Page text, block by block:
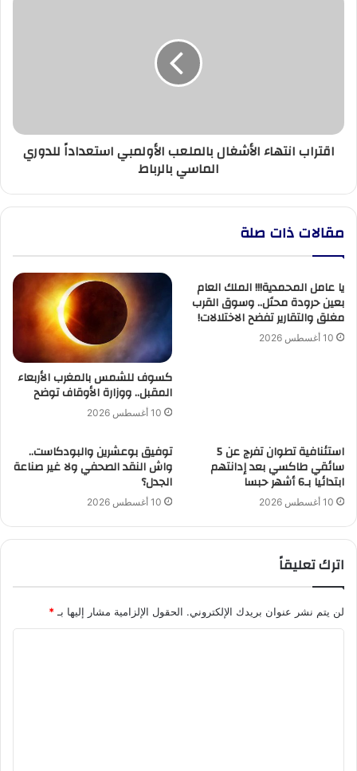
بالرباط
اقتراب انتهاء الأشغال بالملعب الأولمبي استعداداً للدوري
الماسي بالرباط
مقالات ذات صلة
يا عامل المحمدية!!! الملك العام
بعين حرودة محتَل.. وسوق القرب
مغلق والتقارير تفضح الاختلالات!
10 أغسطس 2026
كسوف للشمس بالمغرب الأربعاء
المقبل.. ووزارة الأوقاف توضح
10 أغسطس 2026
استئنافية تطوان تفرج عن 5
سائقي طاكسي بعد إدانتهم
ابتدائيا بـ6 أشهر حبسا
10 أغسطس 2026
توفيق بوعشرين والبودكاست..
واش النقد الصحفي ولا غير صناعة
الجدل؟
10 أغسطس 2026
اترك تعليقاً
لن يتم نشر عنوان بريدك الإلكتروني. الحقول الإلزامية مشار إليها بـ *